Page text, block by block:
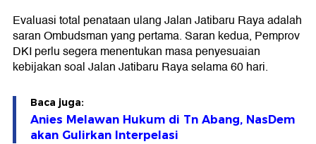
Evaluasi total penataan ulang Jalan Jatibaru Raya adalah
saran Ombudsman yang pertama. Saran kedua, Pemprov
DKI perlu segera menentukan masa penyesuaian
kebijakan soal Jalan Jatibaru Raya selama 60 hari.
Baca juga:
Anies Melawan Hukum di Tn Abang, NasDem
akan Gulirkan Interpelasi